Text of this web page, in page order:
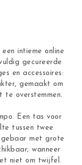
een intieme online
gecureerde
en accessoires:
gemaakt om
te overstemmen.
Een tas voor
tussen twee
gebaar met grote
wanneer
niet om twijfel.